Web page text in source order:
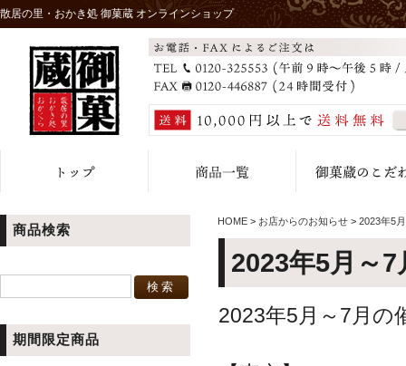
散居の里・おかき処 御菓蔵 オンラインショップ
商品検索
期間限定商品
HOME > お店からのお知らせ > 2023年5
2023年5月～
2023年5月～7月の